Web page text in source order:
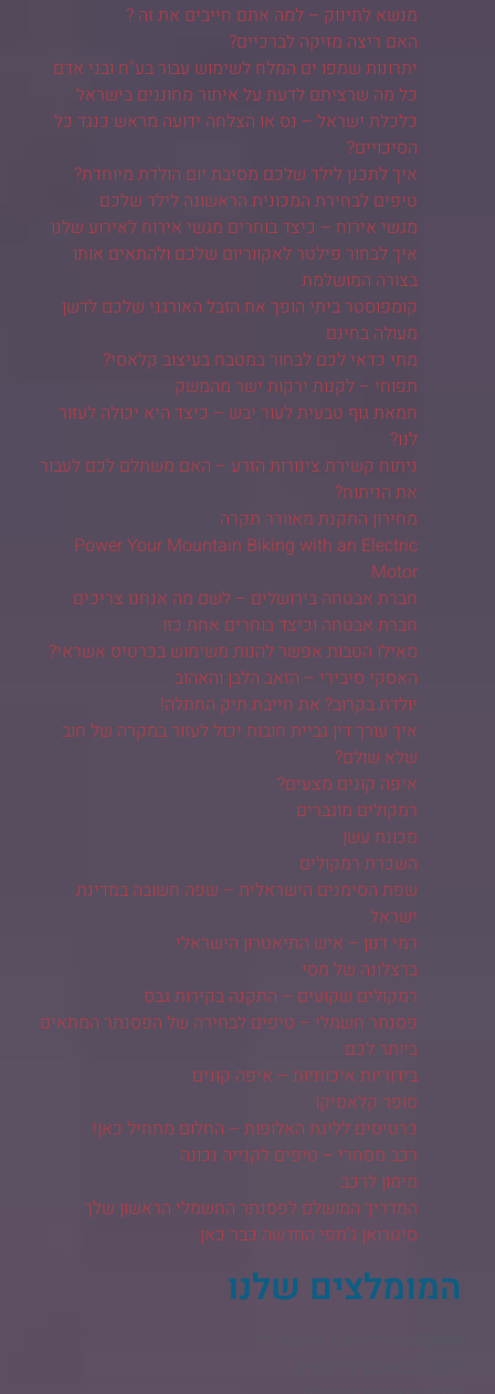
מנשא לתינוק – למה אתם חייבים את זה ?
האם ריצה מזיקה לברכיים?
יתרונות שמפו ים המלח לשימוש עבור בע"ח ובני אדם
כל מה שרציתם לדעת על איתור מחוננים בישראל
כלכלת ישראל – נס או הצלחה ידועה מראש כנגד כל
הסיכויים?
איך לתכנן לילד שלכם מסיבת יום הולדת מיוחדת?
טיפים לבחירת המכונית הראשונה לילד שלכם
מגשי אירוח – כיצד בוחרים מגשי אירוח לאירוע שלנו
איך לבחור פילטר לאקווריום שלכם ולהתאים אותו
בצורה המושלמת
קומפוסטר ביתי הופך את הזבל האורגני שלכם לדשן
מעולה בחינם
מתי כדאי לכם לבחור במטבח בעיצוב קלאסי?
תפוחי – לקנות ירקות ישר מהמשק
חמאת גוף טבעית לעור יבש – כיצד היא יכולה לעזור
לנו?
ניתוח קשירת צינורות הזרע – האם משתלם לכם לעבור
את הניתוח?
מחירון התקנת מאוורר תקרה
Power Your Mountain Biking with an Electric
Motor
חברת אבטחה בירושלים – לשם מה אנחנו צריכים
חברת אבטחה וכיצד בוחרים אחת כזו
מאילו הטבות אפשר להנות משימוש בכרטיס אשראי?
האסקי סיבירי – הזאב הלבן והאהוב
יולדת בקרוב? את חייבת תיק החתלה!
איך עורך דין גביית חובות יכול לעזור במקרה של חוב
שלא שולם?
איפה קונים מצעים?
רמקולים מוגברים
מכונת עשן
השכרת רמקולים
שפת הסימנים הישראלית – שפה חשובה במדינת
ישראל
רמי דנון – איש התיאטרון הישראלי
ברצלונה של מסי
רמקולים שקועים – התקנה בקירות גבס
פסנתר חשמלי – טיפים לבחירה של הפסנתר המתאים
ביותר לכם
בידוריות איכותיות – איפה קונים
סופר קלאסיקו
כרטיסים לליגת האלופות – החלום מתחיל כאן!
רכב מסחרי – טיפים לקנייה נכונה
מימון לרכב
המדריך המושלם לפסנתר החשמלי הראשון שלך
סיטרואן ג'מפי החדשה כבר כאן
המומלצים שלנו